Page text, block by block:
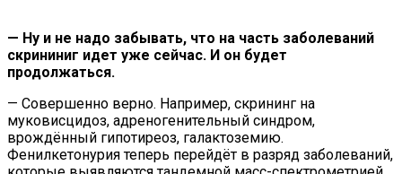
— Ну и не надо забывать, что на часть заболеваний
скрининиг идет уже сейчас. И он будет
продолжаться.
— Совершенно верно. Например, скрининг на
муковисцидоз, адреногенительный синдром,
врождённый гипотиреоз, галактоземию.
Фенилкетонурия теперь перейдёт в разряд заболеваний,